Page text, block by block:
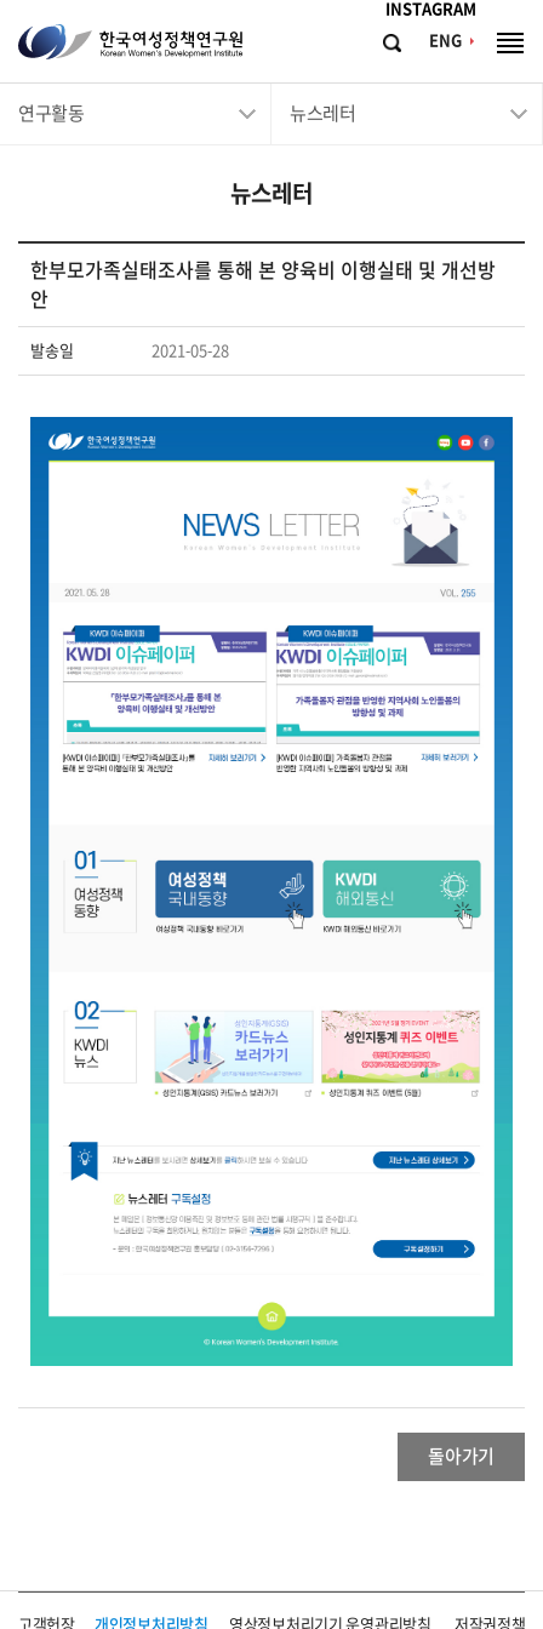
INSTAGRAM
ENG
한
국
여
연
구
원
Korean
Women's
Development
Institute
검
체
연구활동 뉴스레터
뉴스레터
한부모가족실태조사를 통해 본 양육비 이행실태 및 개선방
안
발송일 2021-05-28
돌아가기
고객헌장 개인정보처리방침 영상정보처리기기 운영관리방침 저작권정책